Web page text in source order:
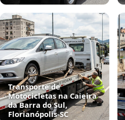
Transporte de
Motocicletas na Caieira
da Barra do Sul,
Florianópolis‑SC